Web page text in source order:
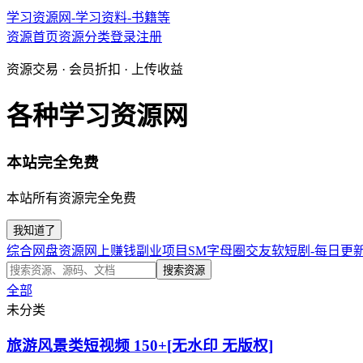
学习资源网-学习资料-书籍等
资源首页资源分类登录注册
资源交易 · 会员折扣 · 上传收益
各种学习资源网
本站完全免费
本站所有资源完全免费
我知道了
综合网盘资源 网上赚钱副业项目 SM字母圈交友软短剧-每日更
搜索资源
全部
未分类
旅游风景类短视频 150+[无水印 无版权]